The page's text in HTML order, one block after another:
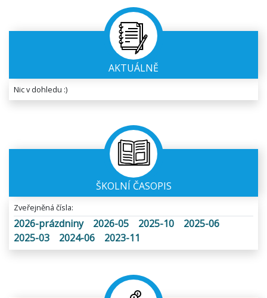
AKTUÁLNĚ
Nic v dohledu :)
ŠKOLNÍ ČASOPIS
Zveřejněná čísla:
2026-prázdniny 2026-05 2025-10
2025-06
2025-03
2024-06 2023-11